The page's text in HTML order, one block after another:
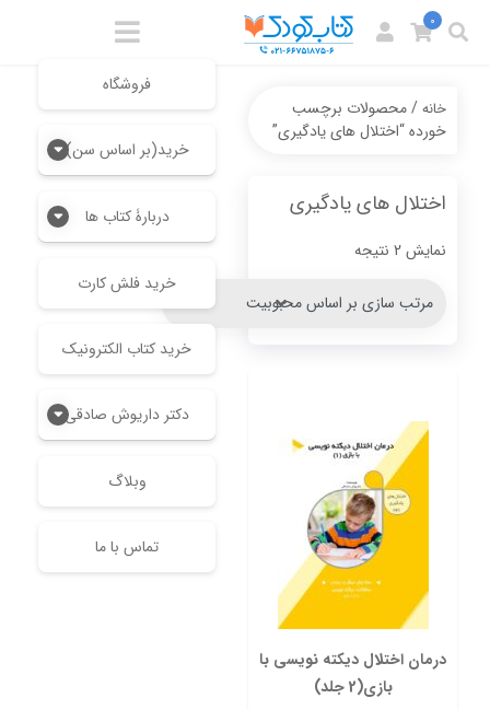
فروشگاه
خرید(بر اساس سن)
دربارۀ کتاب ها
خرید فلش کارت
خرید کتاب الکترونیک
دکتر داریوش صادقی
وبلاگ
تماس با ما
0
خانه/ محصولات برچسب
خورده “اختلال های یادگیری”
اختلال های یادگیری
نمایش 2 نتیجه
Sorted
popularity
درمان اختلال دیکته نویسی با
بازی(2 جلد)